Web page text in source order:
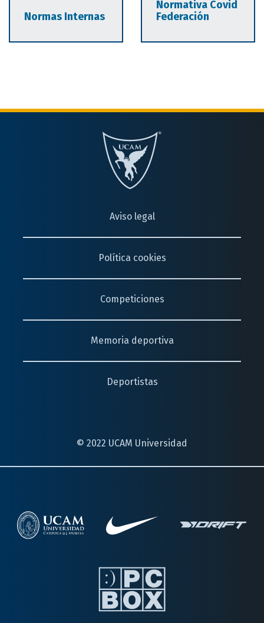
Normas Internas
Normativa Covid
Federación
Aviso legal
Política cookies
Competiciones
Memoria deportiva
Deportistas
© 2022 UCAM Universidad